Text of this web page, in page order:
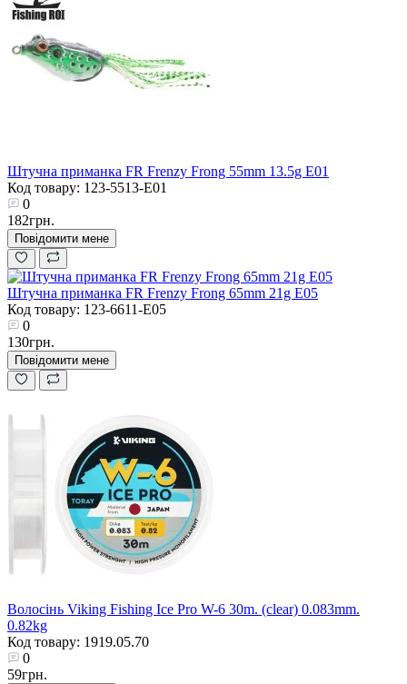
Штучна приманка FR Frenzy Frong 55mm 13.5g E01
Код товару: 123-5513-E01
0
182грн.
Повідомити мене
Штучна приманка FR Frenzy Frong 65mm 21g E05
Код товару: 123-6611-E05
0
130грн.
Повідомити мене
Волосінь Viking Fishing Ice Pro W-6 30m. (clear) 0.083mm.
0.82kg
Код товару: 1919.05.70
0
59грн.